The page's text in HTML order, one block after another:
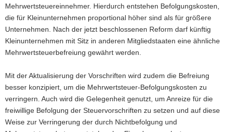
Mehrwertsteuereinnehmer. Hierdurch entstehen Befolgungskosten,
die für Kleinunternehmen proportional höher sind als für größere
Unternehmen. Nach der jetzt beschlossenen Reform darf künftig
Kleinunternehmen mit Sitz in anderen Mitgliedstaaten eine ähnliche
Mehrwertsteuerbefreiung gewährt werden.
Mit der Aktualisierung der Vorschriften wird zudem die Befreiung
besser konzipiert, um die Mehrwertsteuer-Befolgungskosten zu
verringern. Auch wird die Gelegenheit genutzt, um Anreize für die
freiwillige Befolgung der Steuervorschriften zu setzen und auf diese
Weise zur Verringerung der durch Nichtbefolgung und